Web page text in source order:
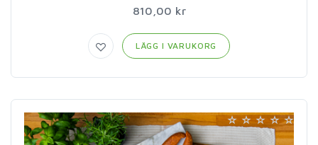
810,00 kr
LÄGG I VARUKORG